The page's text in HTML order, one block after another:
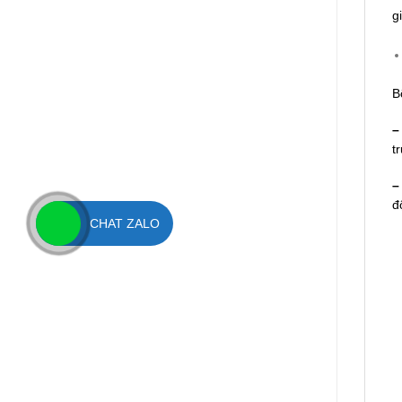
–
–
CHAT ZALO